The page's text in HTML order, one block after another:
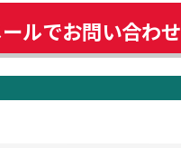
ルでお問い合わせ